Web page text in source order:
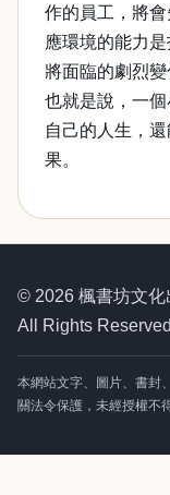
作的員工，將
應環境的能力
將面臨的劇烈變
也就是說，一
自己的人生，
果。
© 2026 楓書坊文化
All Rights
本網站文字、圖片、書封
關法令保護，未經授權不